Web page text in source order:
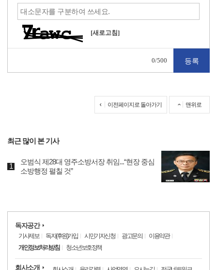
[새로고침]
0/500
이전페이지로 돌아가기 맨위로
최근 많이 본 기사
오범식 제28대 영주소방서장 취임...“현장 중심
소방행정 펼칠 것”
독자공간
기사제보 독자(후원)가입 시민기자신청 광고문의
이용약관
개인정보처리방침
청소년보호정책
회사소개